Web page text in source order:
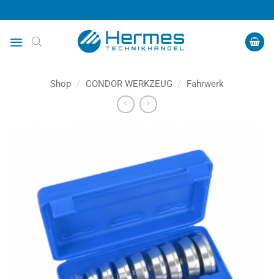
Inhalt
springen
Shop / CONDOR WERKZEUG / Fahrwerk